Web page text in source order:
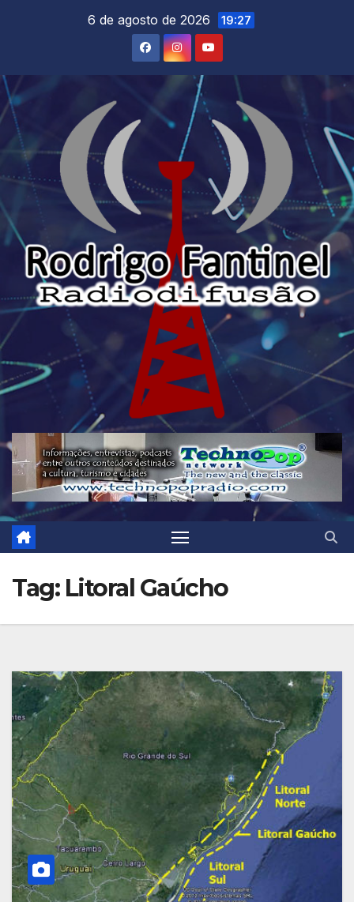
6 de agosto de 2026 19:27
Tag: Litoral Gaúcho